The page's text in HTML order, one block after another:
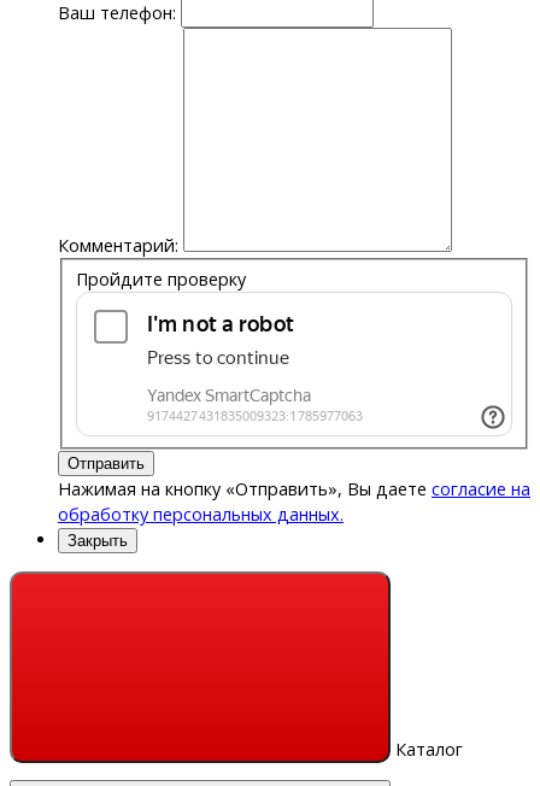
Ваш телефон:
Комментарий:
Пройдите проверку
Отправить
Нажимая на кнопку «Отправить», Вы даете согласие на
обработку персональных данных.
Закрыть
Каталог